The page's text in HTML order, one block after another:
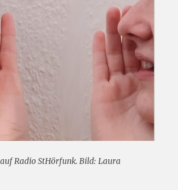
Radio StHörfunk. Bild: Laura